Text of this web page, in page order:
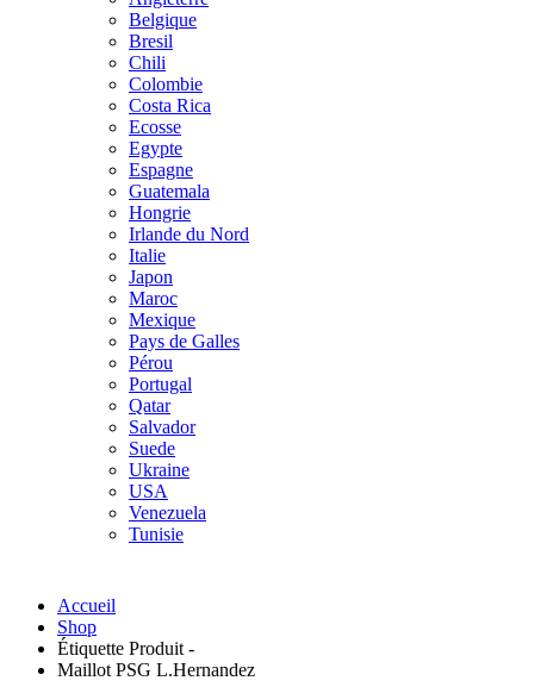
Belgique
Bresil
Chili
Colombie
Costa Rica
Ecosse
Egypte
Espagne
Guatemala
Hongrie
Irlande du Nord
Italie
Japon
Maroc
Mexique
Pays de Galles
Pérou
Portugal
Qatar
Salvador
Suede
Ukraine
USA
Venezuela
Tunisie
Accueil
Shop
Étiquette Produit -
Maillot PSG L.Hernandez